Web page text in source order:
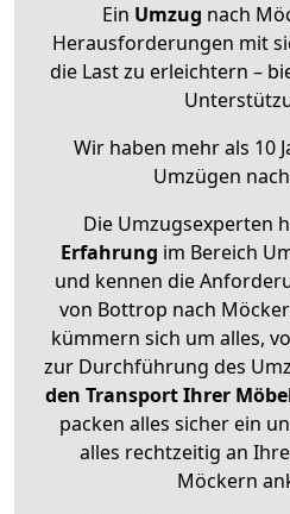
Ein Umzug nach
Herausforderungen mit
die Last zu erleichtern –
Wir haben mehr als 10
Umzügen nach
Die Umzugsexperten
Erfahrung im Bereich
und kennen die
von Bottrop nach
kümmern sich um alles,
zur Durchführung des
den Transport Ihrer
packen alles sicher ein
alles rechtzeitig an
Möckern